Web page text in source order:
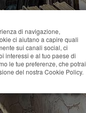
HOME
GREY
di navigazione,
ci aiutano a capire quali
sui canali social, ci
interessi e al tuo paese di
le tue preferenze, che potrai
del nostra Cookie Policy.